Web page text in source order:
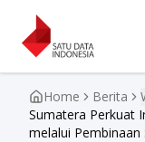
Home Berita
Sumatera Perkuat
melalui Pembinaan